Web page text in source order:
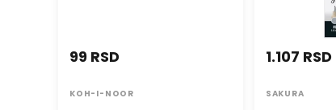
99 RSD
KOH-I-NOOR
1.107 RSD
SAKURA